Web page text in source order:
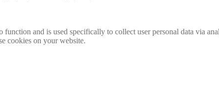
and is used specifically to collect user personal data via
cookies on your website.